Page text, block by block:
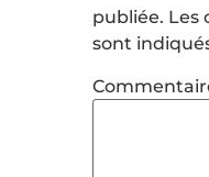
publiée. Les
sont